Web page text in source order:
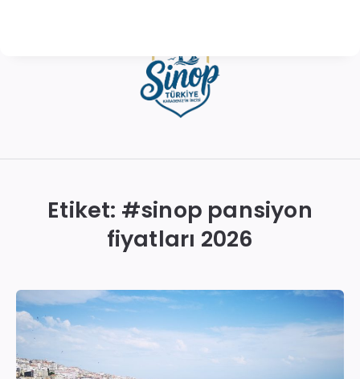
Seçenekleri
ve
Fiyatlar
Etiket: #sinop pansiyon
fiyatları 2026